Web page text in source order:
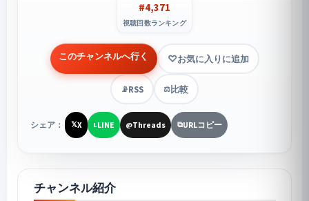
#4,371
視聴回数ランキング
このチャンネルへ行く お気に入りに追加
📡RSS ⚖️比較
シェア： 𝕏X LLINE @Threads ⧉URLコピー
チャンネル紹介